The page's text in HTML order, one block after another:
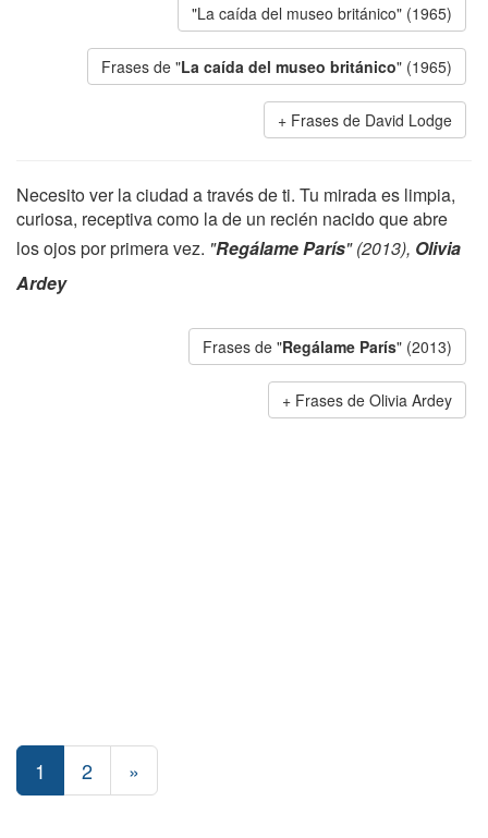
"La caída del museo británico" (1965)
Frases de "La caída del museo británico" (1965)
Frases de David Lodge
Necesito ver la ciudad a través de ti. Tu mirada es limpia,
curiosa, receptiva como la de un recién nacido que abre
los ojos por primera vez. "Regálame París" (2013), Olivia
Ardey
Frases de "Regálame París" (2013)
Frases de Olivia Ardey
1 2 »